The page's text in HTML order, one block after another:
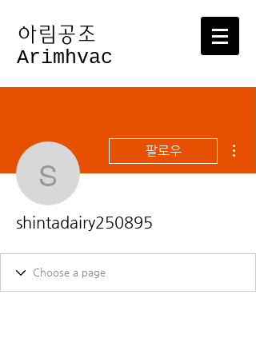
​아림공조
Arimhvac
팔로우
shintadairy250895